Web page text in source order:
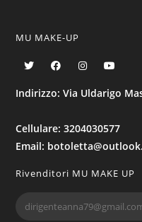
MU MAKE-UP
Indirizzo: Via Uldarigo
Cellulare: 3204030577
Email:
Rivenditori MU MAKE UP